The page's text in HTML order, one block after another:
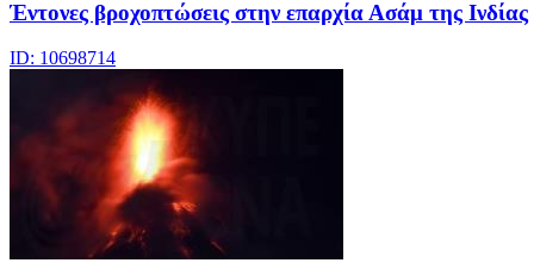
Έντονες βροχοπτώσεις στην επαρχία Ασάμ της Ινδίας
ID: 10698714